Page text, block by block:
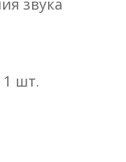
звука
1 шт.